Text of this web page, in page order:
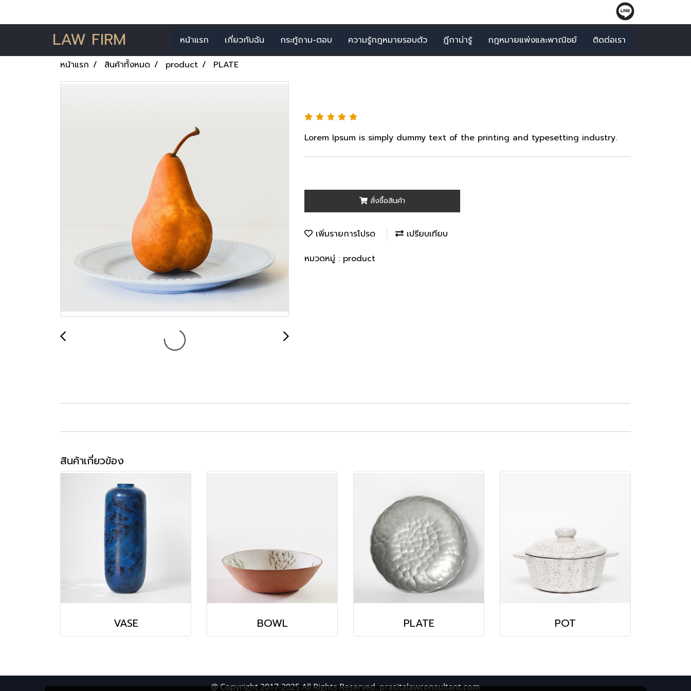
LAW FIRM หน้าแรก เกี่ยวกับฉัน กระทู้ถาม-ตอบ ความรู้กฎหมายรอบตัว ฎีกาน่ารู้ กฎหมายแพ่งและพาณิชย์
ติดต่อเรา
หน้าแรก
สินค้าทั้งหมด product PLATE
Lorem Ipsum is simply dummy text of the printing and typesetting industry.
สั่งซื้อสินค้า
เพิ่มรายการโปรด
เปรียบเทียบ
หมวดหมู่ : product
สินค้าเกี่ยวข้อง
VASE BOWL PLATE POT
@ Copyright 2017-2025 All Rights Reserved. prasitalawconsultant.com